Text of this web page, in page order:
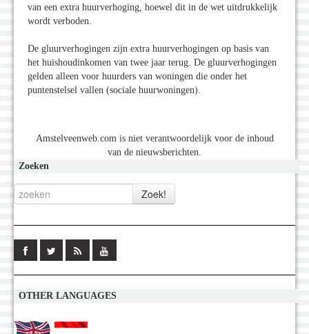
van een extra huurverhoging, hoewel dit in de wet uitdrukkelijk
wordt verboden.
De gluurverhogingen zijn extra huurverhogingen op basis van
het huishoudinkomen van twee jaar terug. De gluurverhogingen
gelden alleen voor huurders van woningen die onder het
puntenstelsel vallen (sociale huurwoningen).
Amstelveenweb.com is niet verantwoordelijk voor de inhoud
van de nieuwsberichten.
Zoeken
OTHER LANGUAGES